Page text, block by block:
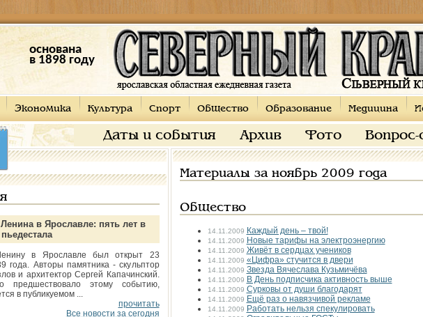
основана
в 1898 году
Экономика Культура Спорт Общество Образование Медицина
Даты и события Архив Фото Вопрос-
в Ярославле: пять лет в
в Ярославле был открыт 23
года. Авторы памятника - скульптор
и архитектор Сергей Капачинский.
этому событию,
в публикуемом ...
прочитать
Все новости за сегодня
Материалы за ноябрь 2009 года
Общество
14.11.2009 Каждый день – твой!
14.11.2009 Новые тарифы на электроэнергию
14.11.2009 Живёт в сердцах учеников
14.11.2009 «Цифра» стучится в двери
14.11.2009 Звезда Вячеслава Кузьмичёва
14.11.2009 В День подписчика активность выше
14.11.2009 Сурковы от души благодарят
14.11.2009 Ещё раз о навязчивой рекламе
14.11.2009 Работать нельзя спекулировать